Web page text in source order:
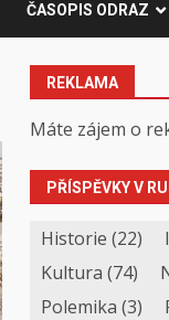
ČASOPIS ODRAZ
REKLAMA
Máte zájem o
PŘÍSPĚVKY V
Historie (22)
Kultura (74)
Polemika (3)